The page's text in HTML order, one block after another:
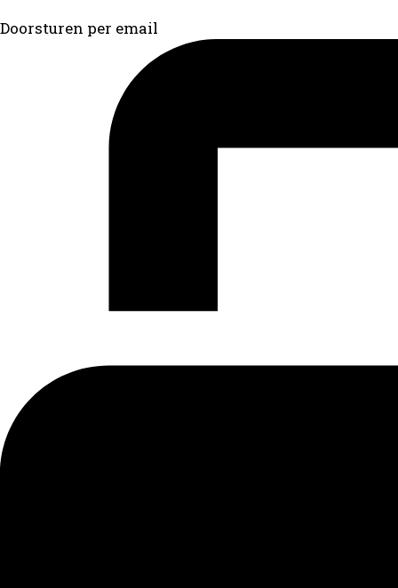
Doorsturen per email